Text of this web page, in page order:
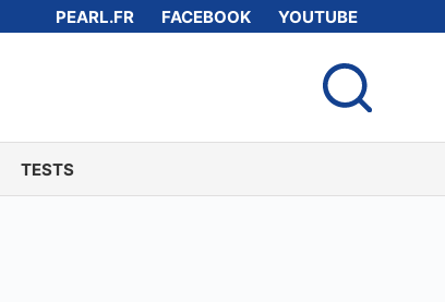
PEARL.FR FACEBOOK YOUTUBE
TESTS